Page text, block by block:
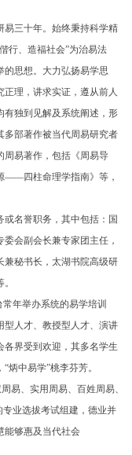
三十年。始终秉持科学精
行、造福社会”为治易法
的思想。大力弘扬易学思
理，讲求实证，遵从前人
有独到见解及系统阐述，形
多部著作被当代周易研究者
周易著作，包括《周易导
——四柱命理学指南》等，
或名誉职务，其中包括：国
会副会长兼专家团主任，
兼秘书长，太湖书院高级研
年举办系统的易学培训
型人才、教授型人才、演讲
界受到欢迎，其多名学生
炳中易学”桃李芬芳。
易、实用周易、百姓周易、
业选拔考试组建，德业并
能够惠及当代社会